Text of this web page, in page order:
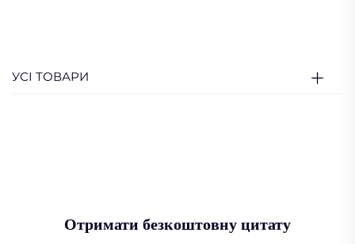
УСІ ТОВАРИ
Отримати безкоштовну цитату